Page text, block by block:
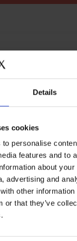
Details
cookies
personalise
features and to
about
advertising and
other information
or that they’ve
Siluette, Crvena
Pokušajte seksi
KUPITE ZA12,00